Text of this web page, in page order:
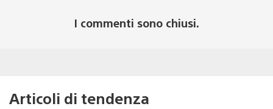
I commenti sono chiusi.
Articoli di tendenza